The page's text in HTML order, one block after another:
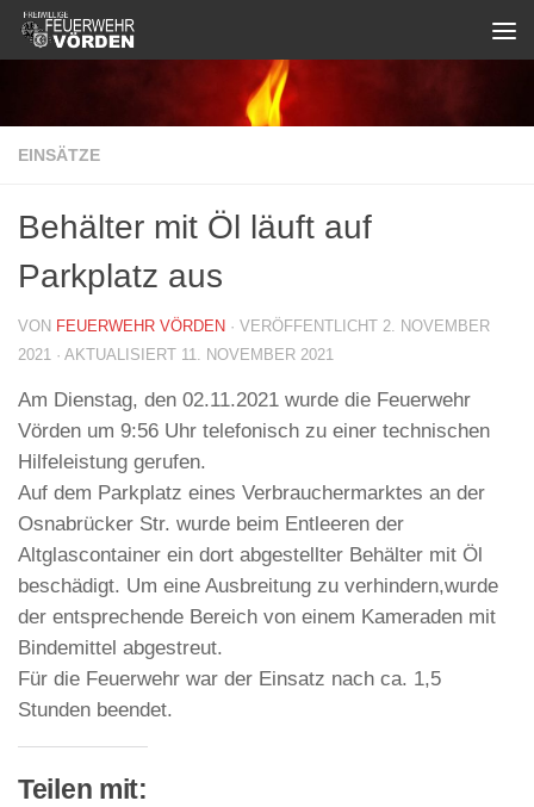
Zum Inhalt springen
EINSÄTZE
Behälter mit Öl läuft auf
Parkplatz aus
VON FEUERWEHR VÖRDEN · VERÖFFENTLICHT 2. NOVEMBER
2021 · AKTUALISIERT 11. NOVEMBER 2021
Am Dienstag, den 02.11.2021 wurde die Feuerwehr
Vörden um 9:56 Uhr telefonisch zu einer technischen
Hilfeleistung gerufen.
Auf dem Parkplatz eines Verbrauchermarktes an der
Osnabrücker Str. wurde beim Entleeren der
Altglascontainer ein dort abgestellter Behälter mit Öl
beschädigt. Um eine Ausbreitung zu verhindern,wurde
der entsprechende Bereich von einem Kameraden mit
Bindemittel abgestreut.
Für die Feuerwehr war der Einsatz nach ca. 1,5
Stunden beendet.
Teilen mit: